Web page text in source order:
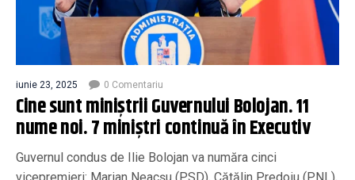
iunie 23, 2025 0 Comentariu
Cine sunt miniştrii Guvernului Bolojan. 11
nume noi. 7 miniştri continuă în Executiv
Guvernul condus de Ilie Bolojan va număra cinci